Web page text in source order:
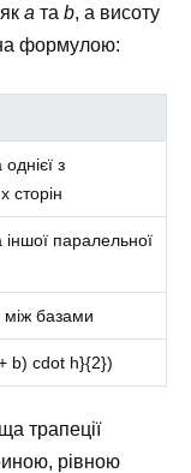
a та b, а висоту
формулою:
з
сторін
паралельної
між базами
b) cdot h}{2})
трапеції
рівною